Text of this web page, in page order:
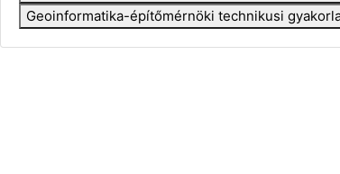
Geoinformatika-építőmérnöki technikusi